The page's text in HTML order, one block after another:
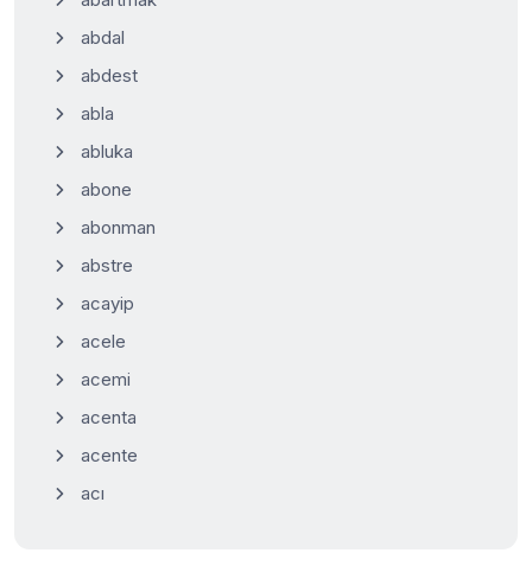
abdal
abdest
abla
abluka
abone
abonman
abstre
acayip
acele
acemi
acenta
acente
acı